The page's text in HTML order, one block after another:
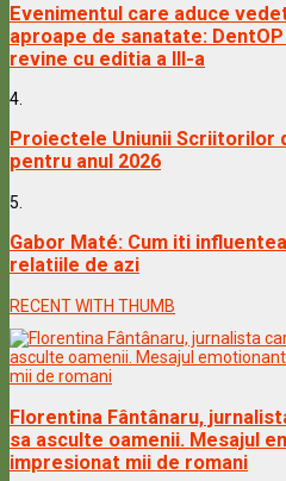
Evenimentul care aduce
aproape de sanatate:
revine cu editia a III-a
4.
Proiectele Uniunii Scriitorilor
pentru anul 2026
5.
Gabor Maté: Cum iti
relatiile de azi
RECENT WITH THUMB
Florentina Fântânaru,
sa asculte oamenii. Mesajul
impresionat mii de romani